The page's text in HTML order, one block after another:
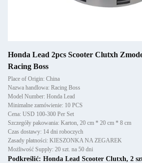
Honda Lead 2pcs Scooter Clutxh
Racing Boss
Place of Origin: China
Nazwa handlowa: Racing Boss
Model Number: Honda Lead
Minimalne zamówienie: 10 PCS
Cena: USD 100-300 Per Set
Szczegóły pakowania: Karton, 20 cm * 20 cm * 8 cm
Czas dostawy: 14 dni roboczych
Zasady płatności: KIESZONKA NA ZEGAREK
Możliwość Supply: 20 szt. na 50 dni
Podkreślić: Honda Lead Scooter Clutxh, 2